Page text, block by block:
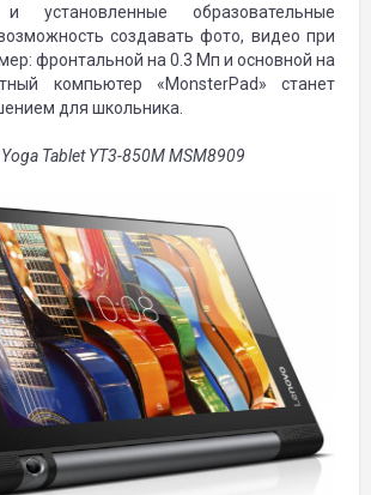
установленные образовательные
создавать фото, видео при
фронтальной на 0.3 Мп и основной на
компьютер «MonsterPad» станет
для школьника.
Tablet YT3-850M MSM8909